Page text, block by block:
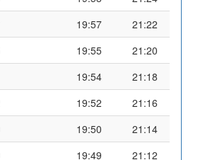
19:57
21:22
19:55
21:20
19:54
21:18
19:52
21:16
19:50
21:14
19:49
21:12